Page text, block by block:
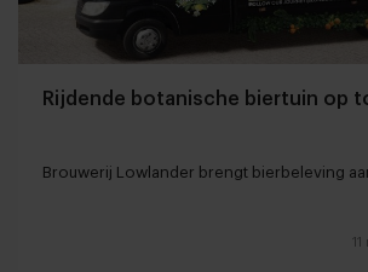
Rijdende botanische biertuin op
Brouwerij Lowlander brengt bierbeleving